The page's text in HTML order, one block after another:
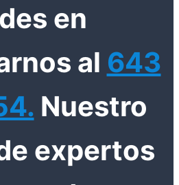
en
al 643
Nuestro
expertos